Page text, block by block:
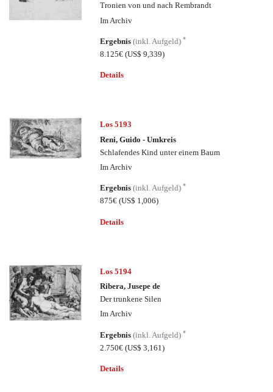
Tronien von und nach Rembrandt
Im Archiv
Ergebnis(inkl. Aufgeld)*
8.125€(US$ 9,339)
Details
Los 5193
Reni, Guido - Umkreis
Schlafendes Kind unter einem Baum
Im Archiv
Ergebnis(inkl. Aufgeld)*
875€(US$ 1,006)
Details
Los 5194
Ribera, Jusepe de
Der trunkene Silen
Im Archiv
Ergebnis(inkl. Aufgeld)*
2.750€(US$ 3,161)
Details